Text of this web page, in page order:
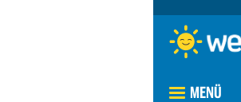
MENÜ